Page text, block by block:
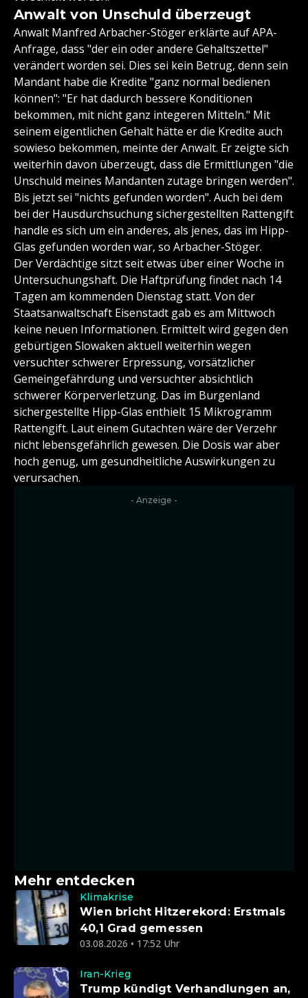
Anwalt von Unschuld überzeugt
Anwalt Manfred Arbacher-Stöger erklärte auf APA-
Anfrage, dass "der ein oder andere Gehaltszettel"
verändert worden sei. Dies sei kein Betrug, denn sein
Mandant habe die Kredite "ganz normal bedienen
können": "Er hat dadurch bessere Konditionen
bekommen, mit nicht ganz integeren Mitteln." Mit
seinem eigentlichen Gehalt hätte er die Kredite auch
sowieso bekommen, meinte der Anwalt. Er zeigte sich
weiterhin davon überzeugt, dass die Ermittlungen "die
Unschuld meines Mandanten zutage bringen werden".
Bis jetzt sei "nichts gefunden worden". Auch bei dem
bei der Hausdurchsuchung sichergestellten Rattengift
handle es sich um ein anderes, als jenes, das im Hipp-
Glas gefunden worden war, so Arbacher-Stöger.
Der Verdächtige sitzt seit etwas über einer Woche in
Untersuchungshaft. Die Haftprüfung findet nach 14
Tagen am kommenden Dienstag statt. Von der
Staatsanwaltschaft Eisenstadt gab es am Mittwoch
keine neuen Informationen. Ermittelt wird gegen den
gebürtigen Slowaken aktuell weiterhin wegen
versuchter schwerer Erpressung, vorsätzlicher
Gemeingefährdung und versuchter absichtlich
schwerer Körperverletzung. Das im Burgenland
sichergestellte Hipp-Glas enthielt 15 Mikrogramm
Rattengift. Laut einem Gutachten wäre der Verzehr
nicht lebensgefährlich gewesen. Die Dosis war aber
hoch genug, um gesundheitliche Auswirkungen zu
verursachen.
- Anzeige -
Mehr entdecken
Klimakrise
Wien bricht Hitzerekord: Erstmals
40,1 Grad gemessen
03.08.2026 • 17:52 Uhr
Iran-Krieg
Trump kündigt Verhandlungen an,